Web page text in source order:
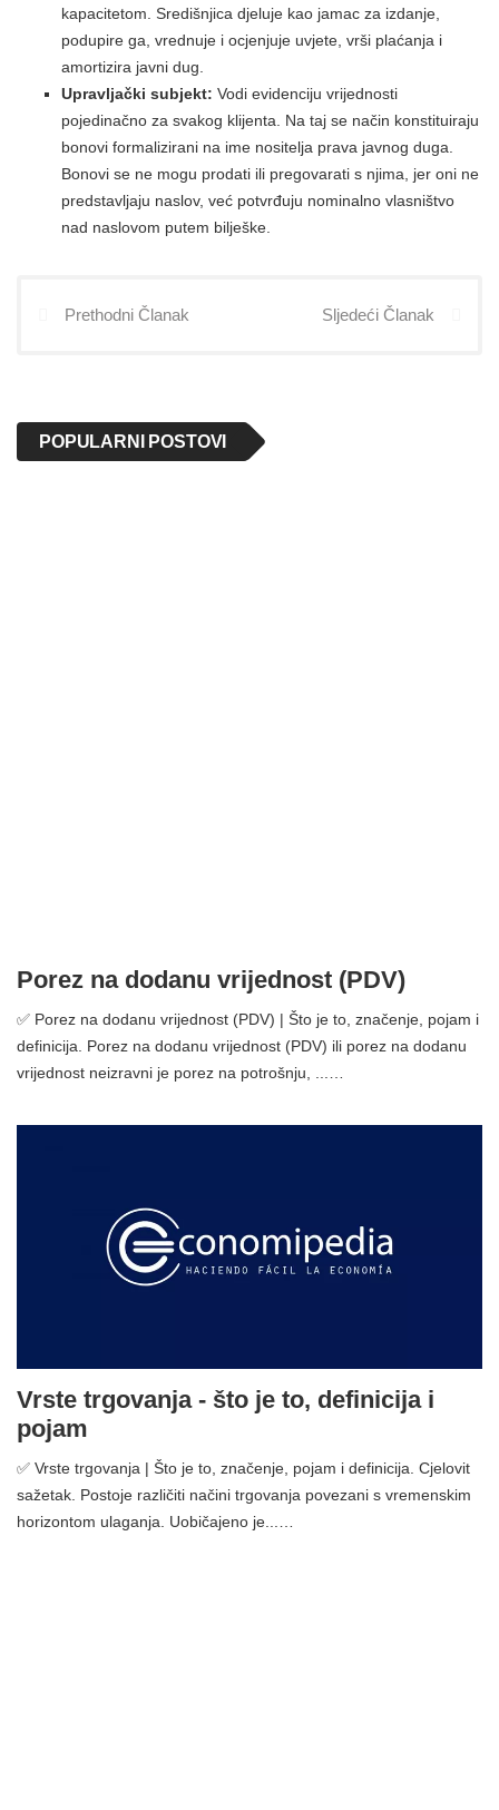
kapacitetom. Središnjica djeluje kao jamac za izdanje,
podupire ga, vrednuje i ocjenjuje uvjete, vrši plaćanja i
amortizira javni dug.
Upravljački subjekt: Vodi evidenciju vrijednosti
pojedinačno za svakog klijenta. Na taj se način konstituiraju
bonovi formalizirani na ime nositelja prava javnog duga.
Bonovi se ne mogu prodati ili pregovarati s njima, jer oni ne
predstavljaju naslov, već potvrđuju nominalno vlasništvo
nad naslovom putem bilješke.
Prethodni Članak Sljedeći Članak
POPULARNI POSTOVI
Porez na dodanu vrijednost (PDV)
✅ Porez na dodanu vrijednost (PDV) | Što je to, značenje, pojam i
definicija. Porez na dodanu vrijednost (PDV) ili porez na dodanu
vrijednost neizravni je porez na potrošnju, ...…
Vrste trgovanja - što je to, definicija i
pojam
✅ Vrste trgovanja | Što je to, značenje, pojam i definicija. Cjelovit
sažetak. Postoje različiti načini trgovanja povezani s vremenskim
horizontom ulaganja. Uobičajeno je...…